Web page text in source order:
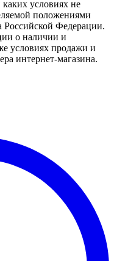
условиях не
положениями
Российской Федерации.
о наличии и
условиях продажи и
интернет-магазина.